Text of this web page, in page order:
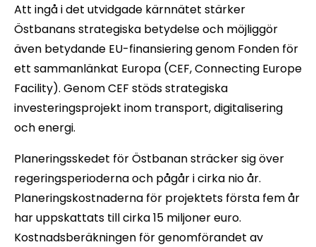
Att ingå i det utvidgade kärnnätet stärker
Östbanans strategiska betydelse och möjliggör
även betydande EU-finansiering genom Fonden för
ett sammanlänkat Europa (CEF, Connecting Europe
Facility). Genom CEF stöds strategiska
investeringsprojekt inom transport, digitalisering
och energi.
Planeringsskedet för Östbanan sträcker sig över
regeringsperioderna och pågår i cirka nio år.
Planeringskostnaderna för projektets första fem år
har uppskattats till cirka 15 miljoner euro.
Kostnadsberäkningen för genomförandet av